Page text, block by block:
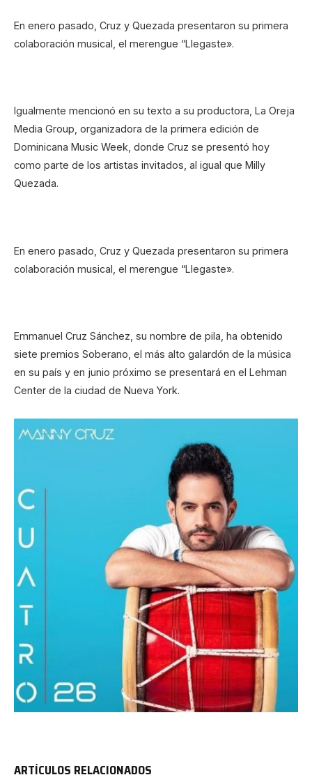
En enero pasado, Cruz y Quezada presentaron su primera
colaboración musical, el merengue “Llegaste».
Igualmente mencionó en su texto a su productora, La Oreja
Media Group, organizadora de la primera edición de
Dominicana Music Week, donde Cruz se presentó hoy
como parte de los artistas invitados, al igual que Milly
Quezada.
En enero pasado, Cruz y Quezada presentaron su primera
colaboración musical, el merengue “Llegaste».
Emmanuel Cruz Sánchez, su nombre de pila, ha obtenido
siete premios Soberano, el más alto galardón de la música
en su país y en junio próximo se presentará en el Lehman
Center de la ciudad de Nueva York.
ARTÍCULOS RELACIONADOS